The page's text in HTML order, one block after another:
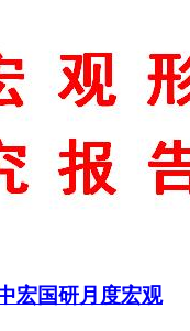
宏国研月度宏观